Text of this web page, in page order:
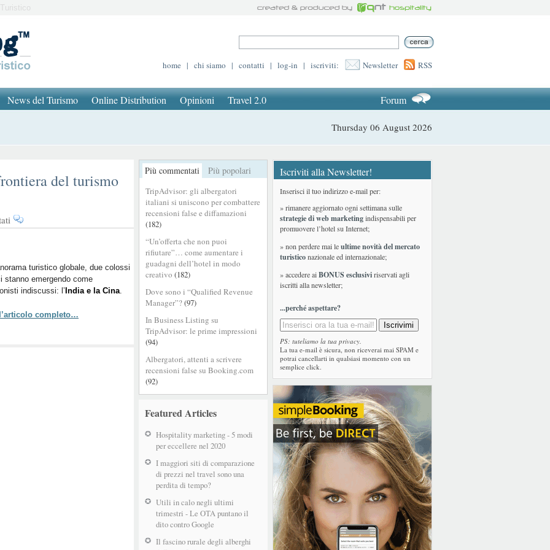
home | chi siamo | contatti | log-in | iscriviti: Newsletter RSS
News del Turismo Online Distribution Opinioni Travel 2.0 Forum
Thursday 06 August 2026
Più commentati Più popolari
TripAdvisor: gli albergatori
italiani si uniscono per combattere
recensioni false e diffamazioni
(182)
“Un’offerta che non puoi
rifiutare”… come aumentare i
guadagni dell’hotel in modo
creativo (182)
Dove sono i “Qualified Revenue
Manager”?(97)
In Business Listing su
TripAdvisor: le prime impressioni
(94)
Albergatori, attenti a scrivere
recensioni false su Booking.com
(92)
Featured Articles
Hospitality marketing - 5 modi
per eccellere nel 2020
I maggiori siti di comparazione
di prezzi nel travel sono una
perdita di tempo?
Utili in calo negli ultimi
trimestri - Le OTA puntano il
dito contro Google
Il fascino rurale degli alberghi
del turismo
su
Asia
la
nuova
frontiera
turismo
turistico globale, due colossi
stanno emergendo come
indiscussi: l’ India e la Cina.
completo…
Iscriviti alla Newsletter!
Inserisci il tuo indirizzo e-mail per:
» rimanere aggiornato ogni settimana sulle
strategie di web marketingindispensabili per
promuovere l’hotel su Internet;
» non perdere mai leultime novità del mercato
turisticonazionale ed internazionale;
» accedere aiBONUS esclusiviriservati agli
iscritti alla newsletter;
...perché aspettare?
PS: tuteliamo la tua privacy.
La tua e-mail è sicura, non riceverai mai SPAM e
potrai cancellarti in qualsiasi momento con un
semplice click.